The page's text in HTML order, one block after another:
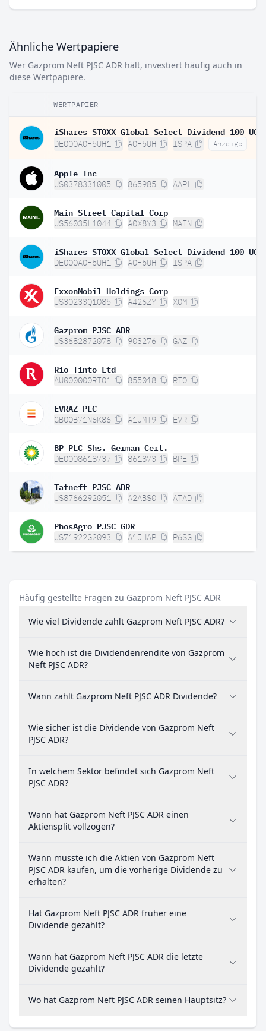
Ähnliche Wertpapiere
Wer Gazprom Neft PJSC ADR hält, investiert häufig auch in
diese Wertpapiere.
WERTPAPIER
DE000A0F5UH1 A0F5UH ISPA Anzeige
Apple Inc
US0378331005 865985 AAPL
Main Street Capital Corp
US56035L1044 A0X8Y3 MAIN
DE000A0F5UH1 A0F5UH ISPA
ExxonMobil Holdings Corp
US30233Q1085 A426ZY XOM
Gazprom PJSC ADR
US3682872078 903276 GAZ
Rio Tinto Ltd
AU000000RIO1 855018 RIO
EVRAZ PLC
GB00B71N6K86 A1JMT9 EVR
BP PLC Shs. German Cert.
DE0008618737 861873 BPE
Tatneft PJSC ADR
US8766292051 A2ABS0 ATAD
PhosAgro PJSC GDR
US71922G2093 A1JHAP P6SG
Häufig gestellte Fragen zu Gazprom Neft PJSC ADR
Wie viel Dividende zahlt Gazprom Neft PJSC ADR?
Wie hoch ist die Dividendenrendite von Gazprom
Neft PJSC ADR?
Wann zahlt Gazprom Neft PJSC ADR Dividende?
Wie sicher ist die Dividende von Gazprom Neft
PJSC ADR?
In welchem Sektor befindet sich Gazprom Neft
PJSC ADR?
Wann hat Gazprom Neft PJSC ADR einen
Aktiensplit vollzogen?
Wann musste ich die Aktien von Gazprom Neft
PJSC ADR kaufen, um die vorherige Dividende zu
erhalten?
Hat Gazprom Neft PJSC ADR früher eine
Dividende gezahlt?
Wann hat Gazprom Neft PJSC ADR die letzte
Dividende gezahlt?
Wo hat Gazprom Neft PJSC ADR seinen Hauptsitz?